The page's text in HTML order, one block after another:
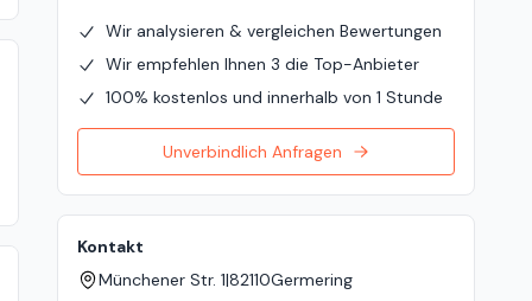
Wir analysieren & vergleichen Bewertungen
Wir empfehlen Ihnen 3 die Top-Anbieter
100% kostenlos und innerhalb von 1 Stunde
Unverbindlich Anfragen
Kontakt
Münchener Str. 1|82110Germering